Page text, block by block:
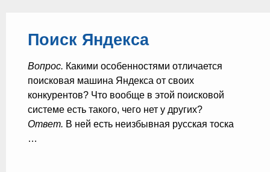
Поиск Яндекса
Вопрос. Какими особенностями отличается
поисковая машина Яндекса от своих
конкурентов? Что вообще в этой поисковой
системе есть такого, чего нет у других?
Ответ. В ней есть неизбывная русская тоска
…